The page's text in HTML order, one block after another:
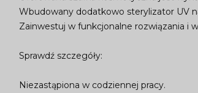
Wbudowany dodatkowo sterylizator UV
Zainwestuj w funkcjonalne rozwiązania i
Sprawdź szczegóły:
Niezastąpiona w codziennej pracy.